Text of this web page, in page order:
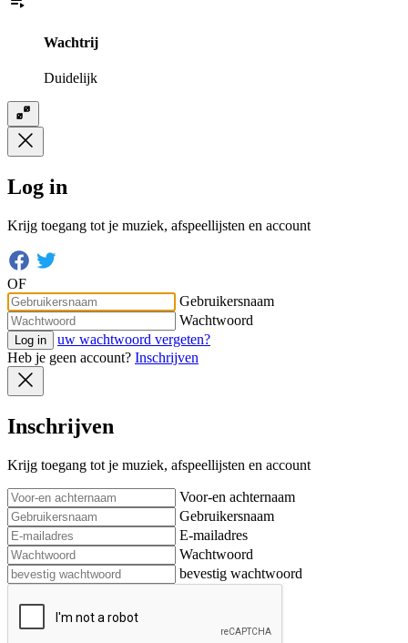
Wachtrij
Duidelijk
Log in
Krijg toegang tot je muziek, afspeellijsten en account
OF
Gebruikersnaam
Wachtwoord
Log in
uw wachtwoord vergeten?
Heb je geen account? Inschrijven
Inschrijven
Krijg toegang tot je muziek, afspeellijsten en account
Voor-en achternaam
Gebruikersnaam
E-mailadres
Wachtwoord
bevestig wachtwoord